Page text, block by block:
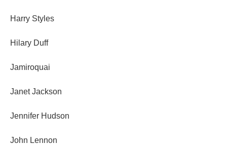
Harry Styles
Hilary Duff
Jamiroquai
Janet Jackson
Jennifer Hudson
John Lennon